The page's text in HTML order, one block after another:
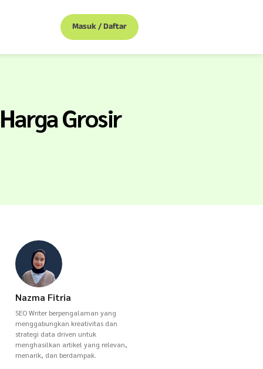
Masuk / Daftar
Grosir
Nazma Fitria
SEO Writer berpengalaman yang
menggabungkan kreativitas dan
strategi data driven untuk
menghasilkan artikel yang relevan,
menarik, dan berdampak.